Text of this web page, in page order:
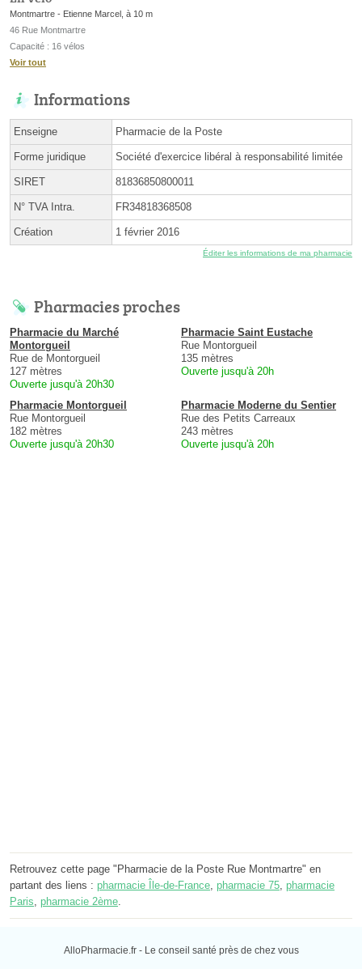
Montmartre - Etienne Marcel, à 10 m
46 Rue Montmartre
Capacité : 16 vélos
Voir tout
Informations
Enseigne Pharmacie de la Poste
Forme juridique Société d'exercice libéral à responsabilité limitée
SIRET 81836850800011
N° TVA Intra. FR34818368508
Création 1 février 2016
Éditer les informations de ma pharmacie
Pharmacies proches
Pharmacie du Marché
Montorgueil
Rue de Montorgueil
127 mètres
Ouverte jusqu'à 20h30
Pharmacie Saint Eustache
Rue Montorgueil
135 mètres
Ouverte jusqu'à 20h
Pharmacie Montorgueil
Rue Montorgueil
182 mètres
Ouverte jusqu'à 20h30
Pharmacie Moderne du Sentier
Rue des Petits Carreaux
243 mètres
Ouverte jusqu'à 20h
Retrouvez cette page "Pharmacie de la Poste Rue Montmartre" en
partant des liens : pharmacie Île-de-France, pharmacie 75, pharmacie
Paris, pharmacie 2ème.
AlloPharmacie.fr - Le conseil santé près de chez vous